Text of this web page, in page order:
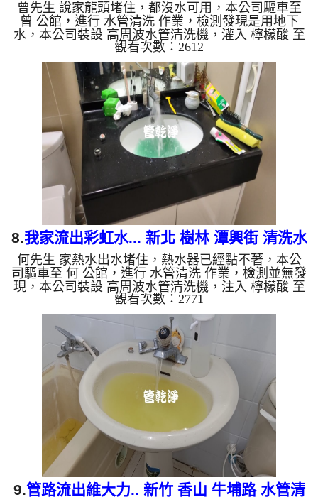
曾先生 說家龍頭堵住，都沒水可用，本公司驅車至
曾 公館，進行 水管清洗 作業，檢測發現是用地下
水，本公司裝設 高周波水管清洗機，灌入 檸檬酸 至
水管，等了約15分，開啟 水管清洗機 ，啟動 螺旋
波 模式，剛開始流出黃色髒水，突然就流出黑水，
源源不絕，看起來跟石油一般，四個多小時後，出水
量恢復了。 如是自來水，如水管老化，會產生鐵鏽
跟泥沙堆積，洗出來的水就會是咖啡色，地下水含有
氧化錳，管壁上會結成黑色管垢，洗出來的水會跟石
油一樣黑，有些洗出綠色的水，是因為裡面有銅的物
質，生鏽產生銅綠，如是...
觀看次數：2612
8.我家流出彩虹水... 新北 樹林 潭興街 清洗水
管
何先生 家熱水出水堵住，熱水器已經點不著，本公
司驅車至 何 公館，進行 水管清洗 作業，檢測並無發
現，本公司裝設 高周波水管清洗機，注入 檸檬酸 至
水管，等了約15分，開啟 水管清洗機 ，啟動 螺旋
波 模式，一洗水管就流黃色髒水，突然變成綠色，
後來變成藍色，二個多小時後，熱水出水量恢復正常
了。 如是自來水，如水管老化，會產生鐵鏽跟泥沙
堆積，洗出來的水就會是咖啡色，地下水含有氧化
錳，管壁上會結成黑色管垢，洗出來的水會跟石油一
樣黑，有些洗出綠色的水，是因為裡面有銅的物質，
生鏽產生銅綠，如是藍色...
觀看次數：2771
9.管路流出維大力.. 新竹 香山 牛埔路 水管清